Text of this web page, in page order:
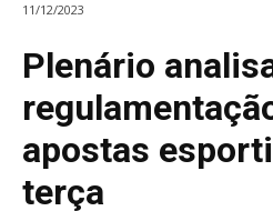
11/12/2023
Plenário
apostas
terça